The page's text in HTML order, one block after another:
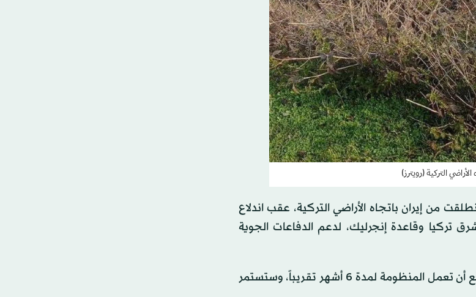
التركية (رويترز)
المتوسط 3 صواريخ باليستية انطلقت من إيران باتجاه الأراضي التركية، عقب اندلاع
تركيا وقاعدة إنجرليك، لدعم الدفاعات الجوية
وتابع أنه من المقرر إتمام عملية الاستبدال في يونيو (حزيران)، ومن المتوقع أن تعمل المنظومة لمدة 6 أشهر تقريباً، وستستمر